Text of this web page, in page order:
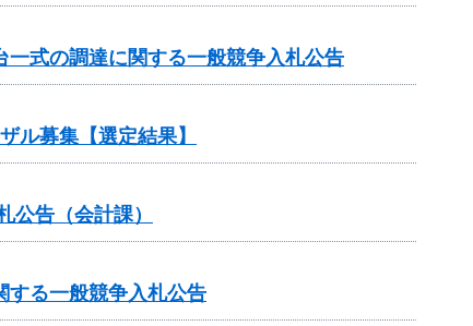
式の調達に関する一般競争入札公告
ル募集【選定結果】
告（会計課）
る一般競争入札公告